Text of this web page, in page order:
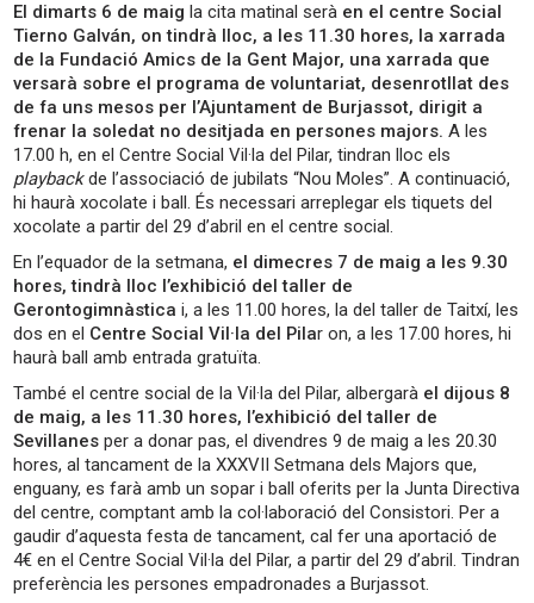
El dimarts 6 de maig la cita matinal serà en el centre Social
Tierno Galván, on tindrà lloc, a les 11.30 hores, la xarrada
de la Fundació Amics de la Gent Major, una xarrada que
versarà sobre el programa de voluntariat, desenrotllat des
de fa uns mesos per l’Ajuntament de Burjassot, dirigit a
frenar la soledat no desitjada en persones majors.A les
17.00 h, en el Centre Social Vil·la del Pilar, tindran lloc els
playbackde l’associació de jubilats “Nou Moles”. A continuació,
hi haurà xocolate i ball. És necessari arreplegar els tiquets del
xocolate a partir del 29 d’abril en el centre social.
En l’equador de la setmana, el dimecres 7 de maig a les 9.30
hores, tindrà lloc l’exhibició del taller de
Gerontogimnàstica i, a les 11.00 hores, la del taller de Taitxí, les
dos en el Centre Social Vil·la del Pilar on, a les 17.00 hores, hi
haurà ball amb entrada gratuïta.
També el centre social de la Vil·la del Pilar, albergarà el dijous 8
de maig, a les 11.30 hores, l’exhibició del taller de
Sevillanes per a donar pas, el divendres 9 de maig a les 20.30
hores, al tancament de la XXXVII Setmana dels Majors que,
enguany, es farà amb un sopar i ball oferits per la Junta Directiva
del centre, comptant amb la col·laboració del Consistori. Per a
gaudir d’aquesta festa de tancament, cal fer una aportació de
4€ en el Centre Social Vil·la del Pilar, a partir del 29 d’abril. Tindran
preferència les persones empadronades a Burjassot.